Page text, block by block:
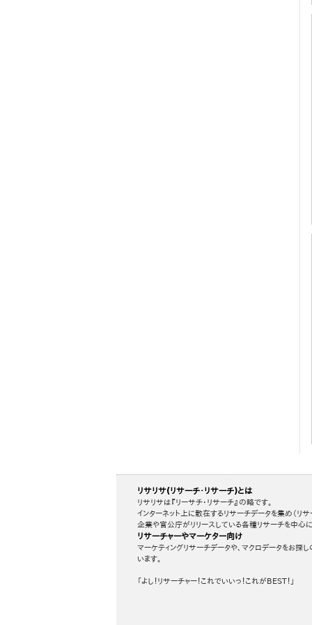
リサリサ(リサーチ・リサーチ)とは
リサリサは『リーサチ・リサーチ』の略です。
インターネット上に散在するリサーチデータを集め（リ
企業や官公庁がリリースしている各種リサーチを中心
リサーチャーやマーケター向け
マーケティングリサーチデータや、マクロデータをお探
います。
「よし！リサーチャー！これでいいっ！これがBEST！」